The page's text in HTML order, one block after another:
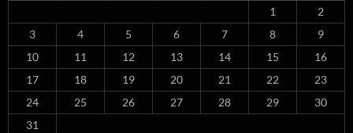
1
2
3
4 5 6 7 8
9
10
11 12 13 14 15
16
17
18 19 20 21 22
23
24
25 26 27 28 29
30
31